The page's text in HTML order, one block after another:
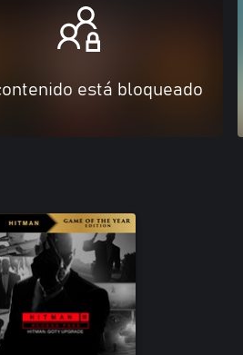
está bloqueado